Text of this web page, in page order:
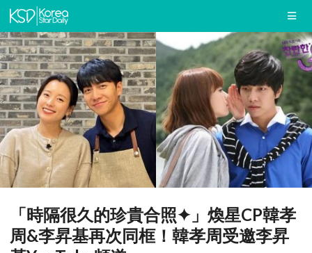
「時隔很久的珍貴合照✦」煥星CP韓孝
周&李昇基再次同框！韓孝周受邀李昇